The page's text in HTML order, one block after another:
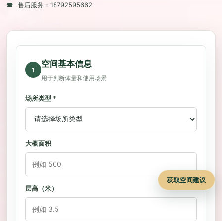
☎
售后服务： 18792595662
1
空间基本信息
用于判断体量和使用场景
场所类型 *
大概面积
层高（米）
获取空间建议